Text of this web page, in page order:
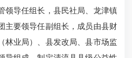
领导任组长，县民社局、龙津镇
主要领导任副组长，成员由县财
林业局）、县发改局、县市场监